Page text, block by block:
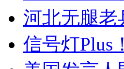
河北无腿老
信号灯Plus